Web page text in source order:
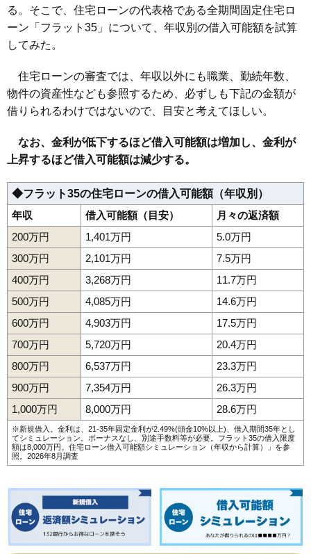
る。そこで、住宅ローンの代表格である全期間固定住宅ロ
ーン「フラット35」について、年収別の借入可能額を試算
してみた。
住宅ローンの審査では、年収以外にも職業、勤続年数、
物件の資産性なども参照するため、必ずしも下記の金額が
借りられるわけではないので、目安と考えてほしい。
なお、金利が低下するほど借入可能額は増加し、金利が
上昇するほど借入可能額は減少する。
◆フラット35の住宅ローンの借入可能額（年収別）
年収
借入可能額（目安）
月々の返済額
200万円
1,401万円
5.0万円
300万円
2,101万円
7.5万円
400万円
3,268万円
11.7万円
500万円
4,085万円
14.6万円
600万円
4,903万円
17.5万円
700万円
5,720万円
20.4万円
800万円
6,537万円
23.3万円
900万円
7,354万円
26.3万円
1,000万円
8,000万円 28.6万円
※新規借入。金利は、21-35年固定金利が2.49%(頭金10%以上)、借入期間35年とし
てシミュレーション。ボーナスなし、別途手数料等が必要。フラット35の借入限度
額は8,000万円。 住宅ローン借入可能額シミュレーション（年収から計算）
」を参
照。2026年8月調査